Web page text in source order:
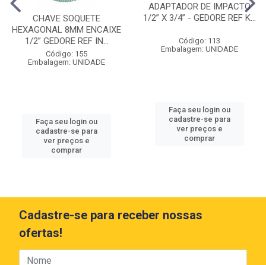
CHAVE SOQUETE
HEXAGONAL 8MM ENCAIXE
1/2” GEDORE REF IN...
Código: 155
Embalagem: UNIDADE
Faça seu login ou
cadastre-se para
ver preços e
comprar
ADAPTADOR DE IMPACTO
1/2” X 3/4” - GEDORE REF K...
Código: 113
Embalagem: UNIDADE
Faça seu login ou
cadastre-se para
ver preços e
comprar
Cadastre-se para receber nossas
ofertas!